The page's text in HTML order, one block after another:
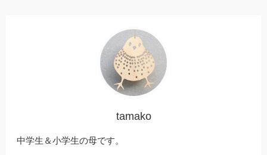
tamako
中学生＆小学生の母です。